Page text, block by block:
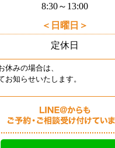
8:30～13:00
日曜日
定休日
みの場合は、
お知らせいたします 。